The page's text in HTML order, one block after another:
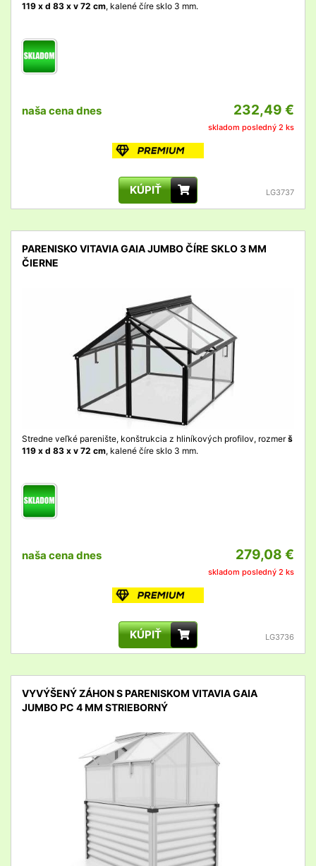
119 x d 83 x v 72 cm, kalené číre sklo 3 mm.
naša cena dnes 232,49 €
skladom posledný 2 ks
KÚPIŤ LG3737
PARENISKO VITAVIA GAIA JUMBO ČÍRE SKLO 3 MM
ČIERNE
Stredne veľké parenište, konštrukcia z hliníkových profilov, rozmerš
119 x d 83 x v 72 cm, kalené číre sklo 3 mm.
naša cena dnes 279,08 €
skladom posledný 2 ks
KÚPIŤ LG3736
VYVÝŠENÝ ZÁHON S PARENISKOM VITAVIA GAIA
JUMBO PC 4 MM STRIEBORNÝ